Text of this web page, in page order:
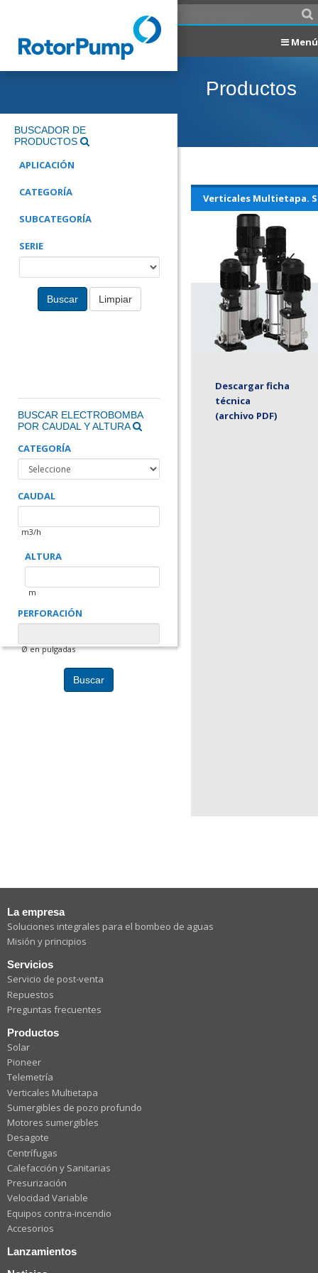
Menú
BUSCADOR DE
PRODUCTOS
APLICACIÓN
CATEGORÍA
SUBCATEGORÍA
SERIE
Buscar Limpiar
BUSCAR ELECTROBOMBA
POR CAUDAL Y ALTURA
CATEGORÍA
CAUDAL
m3/h
ALTURA
m
PERFORACIÓN
Ø en pulgadas
Buscar
Productos
Verticales Multietapa.
Descargar ficha
técnica
(archivo PDF)
La empresa
Soluciones integrales para el bombeo de aguas
Misión y principios
Servicios
Servicio de post-venta
Repuestos
Preguntas frecuentes
Productos
Solar
Pioneer
Telemetría
Verticales Multietapa
Sumergibles de pozo profundo
Motores sumergibles
Desagote
Centrífugas
Calefacción y Sanitarias
Presurización
Velocidad Variable
Equipos contra-incendio
Accesorios
Lanzamientos